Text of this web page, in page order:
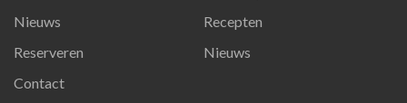
Nieuws
Reserveren
Contact
Recepten
Nieuws